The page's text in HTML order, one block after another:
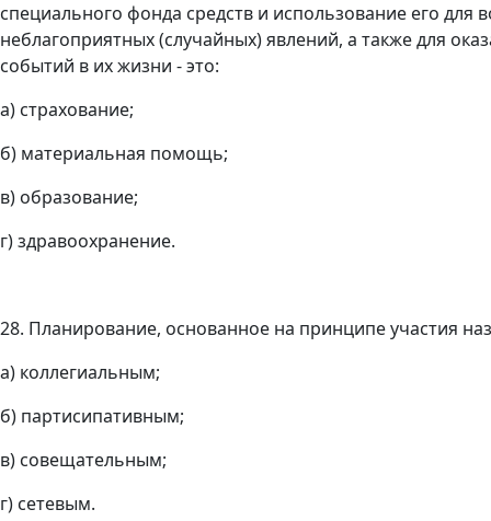
специального фонда средств и использование его
неблагоприятных (случайных) явлений, а также для
событий в их жизни - это:
а) страхование;
б) материальная помощь;
в) образование;
г) здравоохранение.
28. Планирование, основанное на принципе участия
а) коллегиальным;
б) партисипативным;
в) совещательным;
г) сетевым.